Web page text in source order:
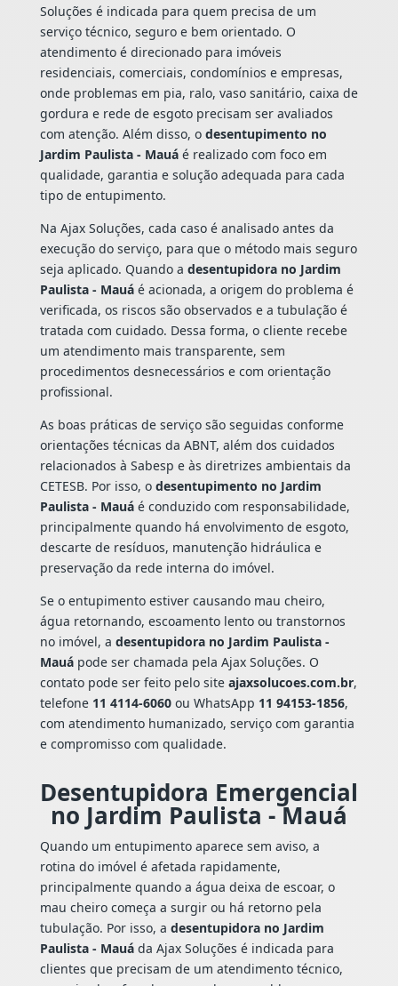
Soluções é indicada para quem precisa de um
serviço técnico, seguro e bem orientado. O
atendimento é direcionado para imóveis
residenciais, comerciais, condomínios e empresas,
onde problemas em pia, ralo, vaso sanitário, caixa de
gordura e rede de esgoto precisam ser avaliados
com atenção. Além disso, o desentupimento no
Jardim Paulista - Mauáé realizado com foco em
qualidade, garantia e solução adequada para cada
tipo de entupimento.
Na Ajax Soluções, cada caso é analisado antes da
execução do serviço, para que o método mais seguro
seja aplicado. Quando a desentupidora no Jardim
Paulista - Mauáé acionada, a origem do problema é
verificada, os riscos são observados e a tubulação é
tratada com cuidado. Dessa forma, o cliente recebe
um atendimento mais transparente, sem
procedimentos desnecessários e com orientação
profissional.
As boas práticas de serviço são seguidas conforme
orientações técnicas da ABNT, além dos cuidados
relacionados à Sabesp e às diretrizes ambientais da
CETESB. Por isso, o desentupimento no Jardim
Paulista - Mauáé conduzido com responsabilidade,
principalmente quando há envolvimento de esgoto,
descarte de resíduos, manutenção hidráulica e
preservação da rede interna do imóvel.
Se o entupimento estiver causando mau cheiro,
água retornando, escoamento lento ou transtornos
no imóvel, a desentupidora no Jardim Paulista -
Mauápode ser chamada pela Ajax Soluções. O
contato pode ser feito pelo site ajaxsolucoes.com.br,
telefone 11 4114-6060ou WhatsApp 11 94153-1856,
com atendimento humanizado, serviço com garantia
e compromisso com qualidade.
Desentupidora Emergencial
no Jardim Paulista - Mauá
Quando um entupimento aparece sem aviso, a
rotina do imóvel é afetada rapidamente,
principalmente quando a água deixa de escoar, o
mau cheiro começa a surgir ou há retorno pela
tubulação. Por isso, a desentupidora no Jardim
Paulista - Mauáda Ajax Soluções é indicada para
clientes que precisam de um atendimento técnico,